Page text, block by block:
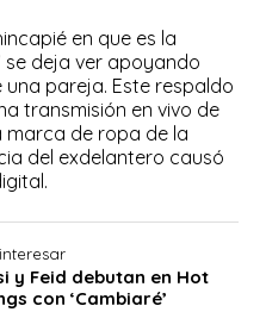
en que es la
se deja ver apoyando
pareja. Este respaldo
transmisión en vivo de
marca de ropa de la
del exdelantero causó
y Feid debutan en Hot
con ‘Cambiaré’